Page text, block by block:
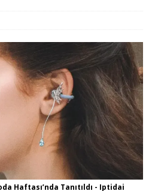
Haftası’nda Tanıtıldı - Iptidai